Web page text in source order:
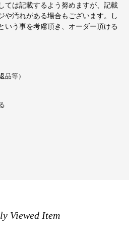
ては記載するよう努めますが、記載
や汚れがある場合もございます。し
いう事を考慮頂き、オーダー頂ける
品等）
Viewed Item